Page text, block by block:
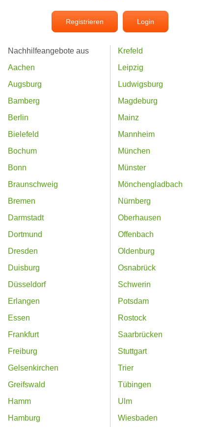
Registrieren Login
Nachhilfeangebote aus
Aachen
Augsburg
Bamberg
Berlin
Bielefeld
Bochum
Bonn
Braunschweig
Bremen
Darmstadt
Dortmund
Dresden
Duisburg
Düsseldorf
Erlangen
Essen
Frankfurt
Freiburg
Gelsenkirchen
Greifswald
Hamm
Hamburg
Krefeld
Leipzig
Ludwigsburg
Magdeburg
Mainz
Mannheim
München
Münster
Mönchengladbach
Nürnberg
Oberhausen
Offenbach
Oldenburg
Osnabrück
Schwerin
Potsdam
Rostock
Saarbrücken
Stuttgart
Trier
Tübingen
Ulm
Wiesbaden